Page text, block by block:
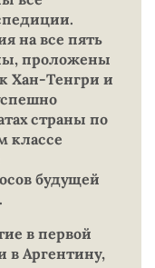
на все пять
проложены
Хан-Тенгри и
страны по
классе
будущей
в первой
в Аргентину,